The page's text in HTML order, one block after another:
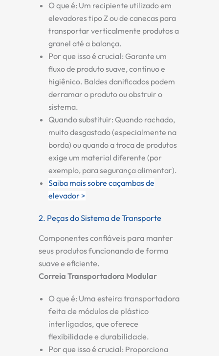
O que é: Um recipiente utilizado em
elevadores tipo Z ou de canecas para
transportar verticalmente produtos a
granel até a balança.
Por que isso é crucial: Garante um
fluxo de produto suave, contínuo e
higiênico. Baldes danificados podem
derramar o produto ou obstruir o
sistema.
Quando substituir: Quando rachado,
muito desgastado (especialmente na
borda) ou quando a troca de produtos
exige um material diferente (por
exemplo, para segurança alimentar).
Saiba mais sobre caçambas de
elevador >
2. Peças do Sistema de Transporte
Componentes confiáveis para manter
seus produtos funcionando de forma
suave e eficiente.
Correia Transportadora Modular
O que é: Uma esteira transportadora
feita de módulos de plástico
interligados, que oferece
flexibilidade e durabilidade.
Por que isso é crucial: Proporciona